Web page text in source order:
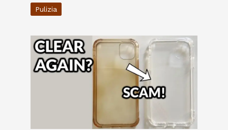
Pulizia